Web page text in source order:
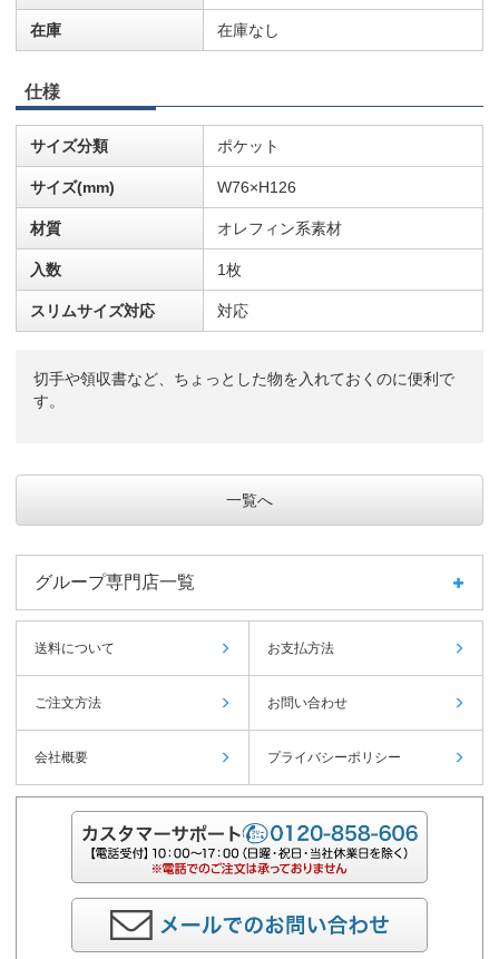
在庫 在庫なし
仕様
サイズ分類 ポケット
サイズ(mm) W76×H126
材質 オレフィン系素材
入数 1枚
スリムサイズ対応 対応
切手や領収書など、ちょっとした物を入れておくのに便利で
す。
一覧へ
グループ専門店一覧
送料について お支払方法
ご注文方法 お問い合わせ
会社概要 プライバシーポリシー